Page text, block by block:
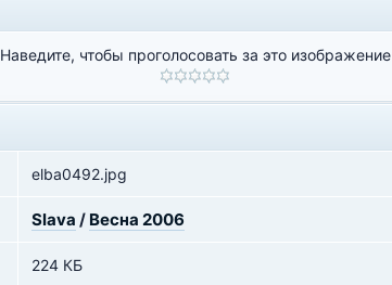
Наведите, чтобы проголосовать за это изображение
elba0492.jpg
Slava / Весна 2006
224 КБ